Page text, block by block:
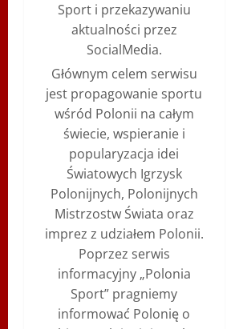
Sport i przekazywaniu
aktualności przez
SocialMedia.
Głównym celem serwisu
jest propagowanie sportu
wśród Polonii na całym
świecie, wspieranie i
popularyzacja idei
Światowych Igrzysk
Polonijnych, Polonijnych
Mistrzostw Świata oraz
imprez z udziałem Polonii.
Poprzez serwis
informacyjny „Polonia
Sport” pragniemy
informować Polonię o